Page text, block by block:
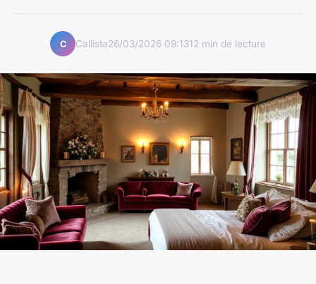
C Callista26/03/2026 09:1312 min de lecture